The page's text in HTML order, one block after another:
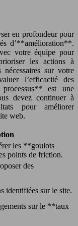
en profondeur pour
d’**amélioration**.
votre équipe pour
les actions à
nécessaires sur votre
l’efficacité des
est une
devez continuer à
pour améliorer
web.
les **goulots
points de friction.
des
identifiées sur le site.
sur le **taux